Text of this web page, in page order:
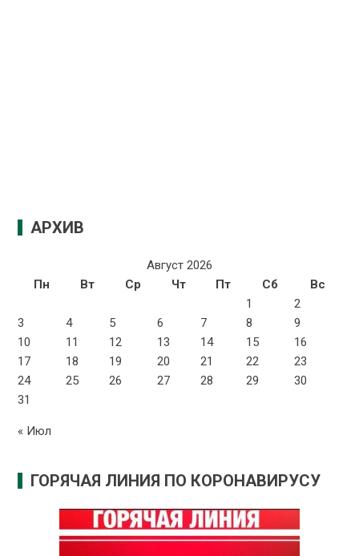
АРХИВ
Август 2026
Пн
Вт Ср Чт Пт Сб
Вс
1
2
3
4 5 6 7 8
9
10
11 12 13 14 15
16
17
18 19 20 21 22
23
24
25 26 27 28 29
30
31
« Июл
ГОРЯЧАЯ ЛИНИЯ ПО КОРОНАВИРУСУ